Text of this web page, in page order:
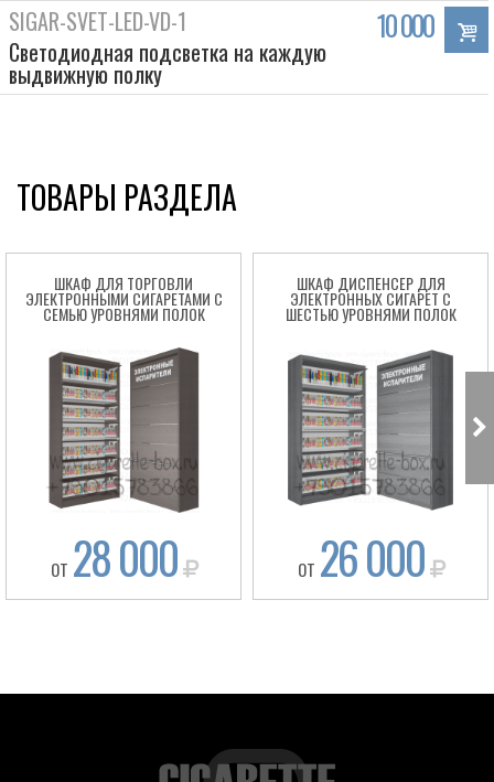
SIGAR-SVET-LED-VD-1
Светодиодная подсветка на каждую
выдвижную полку
10 000
ТОВАРЫ РАЗДЕЛА
ШКАФ ДЛЯ ТОРГОВЛИ
ЭЛЕКТРОННЫМИ СИГАРЕТАМИ С
СЕМЬЮ УРОВНЯМИ ПОЛОК
ОТ 28 000
ШКАФ ДИСПЕНСЕР ДЛЯ
ЭЛЕКТРОННЫХ СИГАРЕТ С
ШЕСТЬЮ УРОВНЯМИ ПОЛОК
ОТ 26 000